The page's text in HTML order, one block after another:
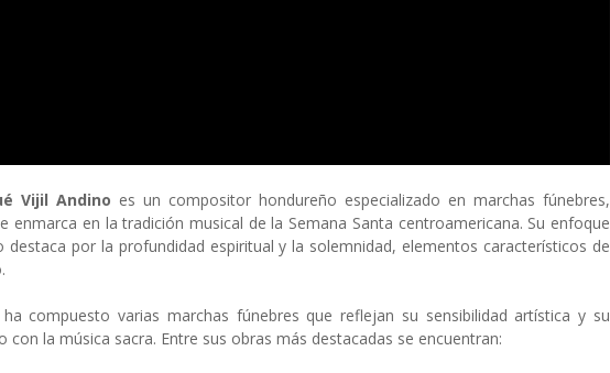
Vijil Andino es un compositor hondureño especializado en marchas fúnebres,
enmarca en la tradición musical de la Semana Santa centroamericana. Su enfoque
destaca por la profundidad espiritual y la solemnidad, elementos característicos de
compuesto varias marchas fúnebres que reflejan su sensibilidad artística y su
con la música sacra. Entre sus obras más destacadas se encuentran:​